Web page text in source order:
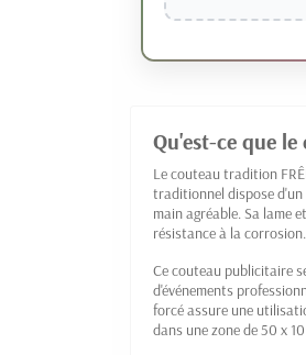
Qu'est-ce que
Le couteau tradition
traditionnel dispose d'un
main agréable. Sa lame
résistance à la corrosion.
Ce couteau publicitaire
d'événements
forcé assure une
dans une zone de 50 x